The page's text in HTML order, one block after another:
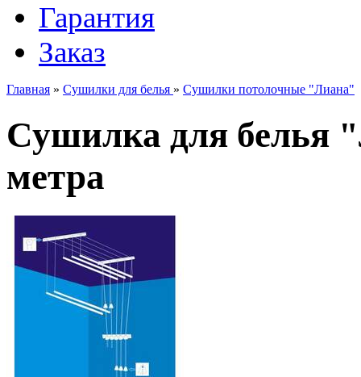
Гарантия
Заказ
Главная » Сушилки для белья » Сушилки потолочные "Лиана"
Сушилка для белья
метра